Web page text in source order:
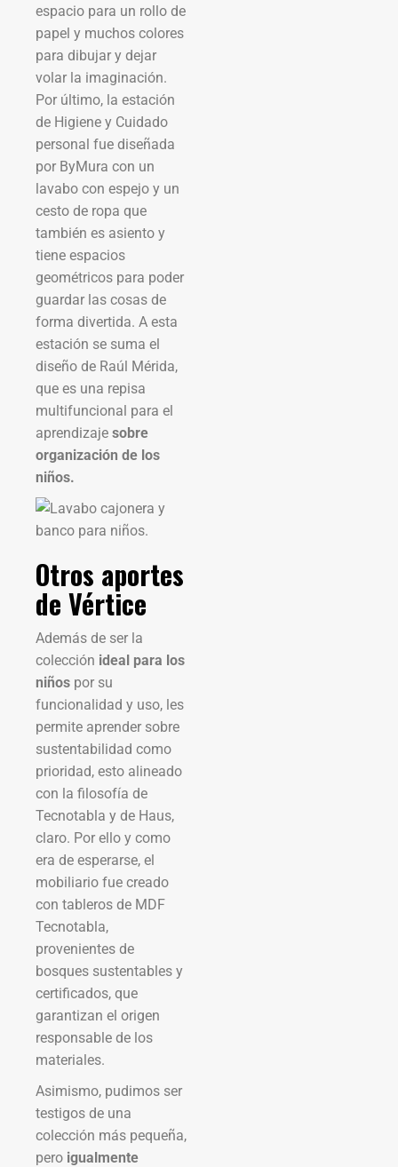
espacio para un rollo de
papel y muchos colores
para dibujar y dejar
volar la imaginación.
Por último, la estación
de Higiene y Cuidado
personal fue diseñada
por ByMura con un
lavabo con espejo y un
cesto de ropa que
también es asiento y
tiene espacios
geométricos para poder
guardar las cosas de
forma divertida. A esta
estación se suma el
diseño de Raúl Mérida,
que es una repisa
multifuncional para el
aprendizaje sobre
organización de los
niños.
Otros aportes
de Vértice
Además de ser la
colección ideal para los
niños por su
funcionalidad y uso, les
permite aprender sobre
sustentabilidad como
prioridad, esto alineado
con la filosofía de
Tecnotabla y de Haus,
claro. Por ello y como
era de esperarse, el
mobiliario fue creado
con tableros de MDF
Tecnotabla,
provenientes de
bosques sustentables y
certificados, que
garantizan el origen
responsable de los
materiales.
Asimismo, pudimos ser
testigos de una
colección más pequeña,
pero igualmente